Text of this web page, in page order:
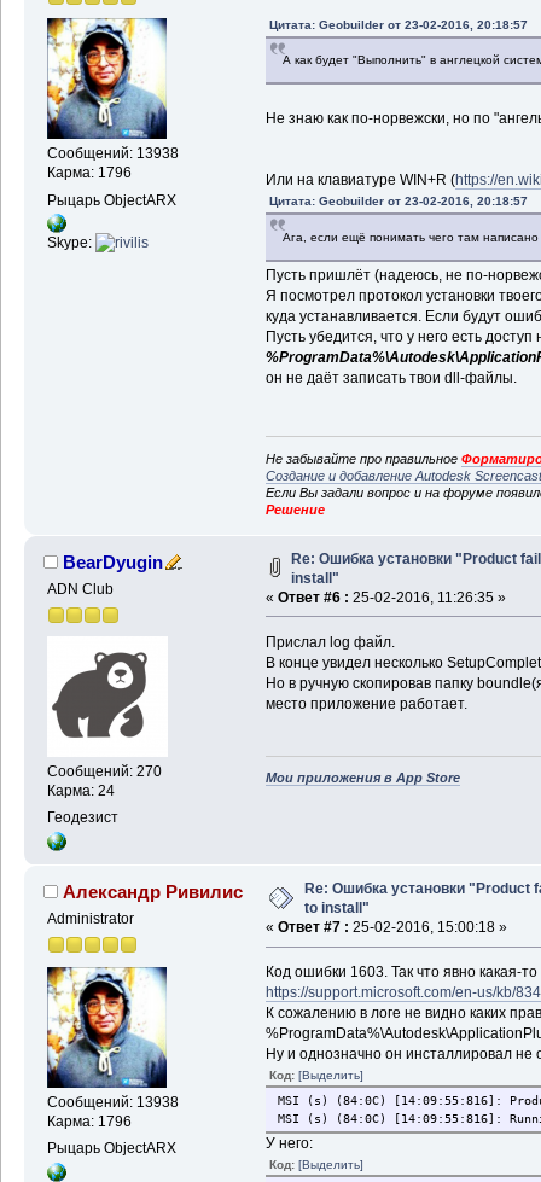
Сообщений: 13938
Карма: 1796
Рыцарь ObjectARX
Skype:
Цитата: Geobuilder от 23-02-2016, 20:18:57
А как будет "Выполнить" в англецкой
Не знаю как по-норвежски, но по
Или на клавиатуре WIN+R (https://
Цитата: Geobuilder от 23-02-2016, 20:18:57
Ага, если ещё понимать чего там написано
Пусть пришлёт (надеюсь, не по-
Я посмотрел протокол установки
куда устанавливается. Если будут
Пусть убедится, что у него есть доступ
он не даёт записать твои dll-файлы.
Не забывайте про правильное
Создание и добавление Autodesk
Если Вы задали вопрос и на форуме
Решение
BearDyugin
ADN Club
Сообщений: 270
Карма: 24
Геодезист
Re: Ошибка установки "Product
install"
« Ответ #6 : 25-02-2016, 11:26:35 »
Прислал log файл.
В конце увидел несколько
Но в ручную скопировав папку
место приложение работает.
Мои приложения в App Store
Александр Ривилис
Administrator
Сообщений: 13938
Карма: 1796
Рыцарь ObjectARX
Re: Ошибка установки "Product
to install"
« Ответ #7 : 25-02-2016, 15:00:18 »
Код ошибки 1603. Так что явно какая-
https://support.microsoft.com/en-us/kb/
К сожалению в логе не видно каких
Ну и однозначно он инсталлировал
Код: [Выделить]
MSI (s) (84:0C) [14:09:55:816]:
MSI (s) (84:0C) [14:09:55:816]:
У него:
Код: [Выделить]